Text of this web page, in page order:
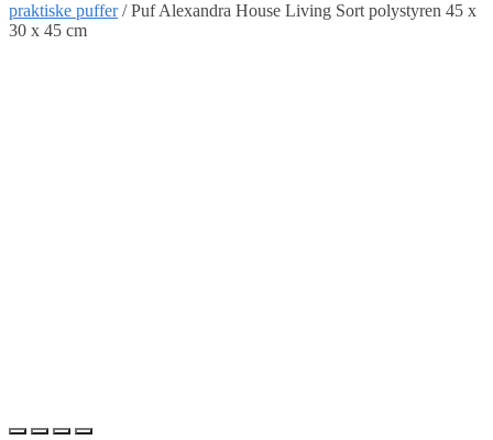
praktiske puffer/Puf Alexandra House Living Sort polystyren 45 x
30 x 45 cm